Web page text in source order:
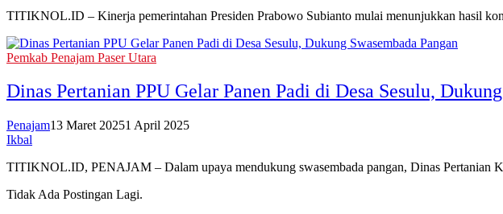
TITIKNOL.ID – Kinerja pemerintahan Presiden Prabowo Subianto mulai menunjukkan hasil
Pemkab Penajam Paser Utara
Dinas Pertanian PPU Gelar Panen Padi di Desa Sesulu,
Penajam13 Maret 20251 April 2025
Ikbal
TITIKNOL.ID, PENAJAM – Dalam upaya mendukung swasembada pangan, Dinas Pertanian
Tidak Ada Postingan Lagi.